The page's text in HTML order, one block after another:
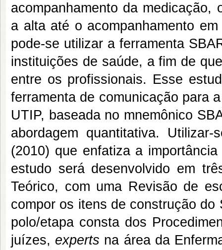
acompanhamento da
a alta até o acompanhamento
pode-se utilizar a ferramenta
instituições de saúde, a fim de
entre os profissionais. Esse
ferramenta de comunicação para
UTIP, baseada no mnemônico
abordagem quantitativa.
(2010) que enfatiza a
estudo será desenvolvido em
Teórico, com uma Revisão de
compor os itens de construção
polo/etapa consta dos
juízes, experts na área da